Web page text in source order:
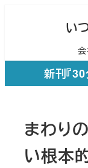
ン
い
新刊『
まわり
い根本